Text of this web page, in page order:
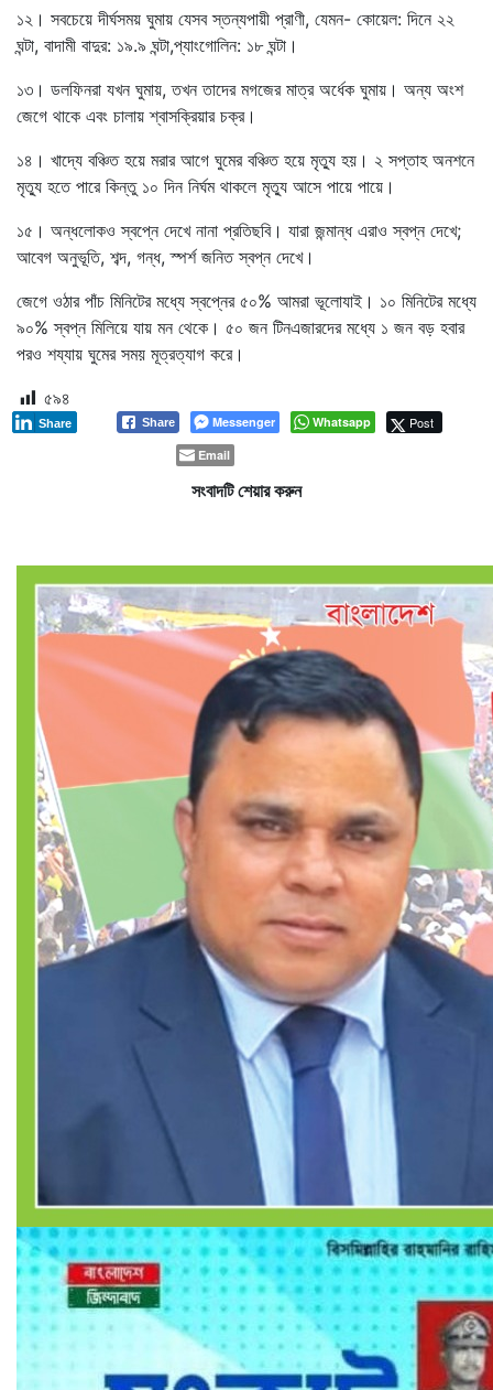
১২। সবচেয়ে দীর্ঘসময় ঘুমায় যেসব স্তন্যপায়ী প্রাণী, যেমন- কোয়েল: দিনে ২২
ঘন্টা, বাদামী বাদুর: ১৯.৯ ঘন্টা,প্যাংগোলিন: ১৮ ঘন্টা।
১৩। ডলফিনরা যখন ঘুমায়,তখন তাদের মগজের মাত্র অর্ধেক ঘুমায়। অন্য অংশ
জেগে থাকে এবং চালায় শ্বাসক্রিয়ার চক্র।
১৪। খাদ্যে বঞ্চিত হয়ে মরার আগে ঘুমের বঞ্চিত হয়ে মৃতু্য হয়। ২ সপ্তাহ অনশনে
মৃতু্য হতে পারে কিন্তু ১০ দিন নির্ঘম থাকলে মৃতু্য আসে পায়ে পায়ে।
১৫। অন্ধলোকও স্বপ্নে দেখে নানা প্রতিছবি। যারা জন্মান্ধ এরাও স্বপ্ন দেখে;
আবেগ অনুভূতি, শব্দ, গন্ধ,স্পর্শ জনিত স্বপ্ন দেখে।
জেগে ওঠার পাঁচ মিনিটের মধ্যে স্বপ্নের ৫০% আমরা ভূলোযাই। ১০ মিনিটের মধ্যে
৯০% স্বপ্ন মিলিয়ে যায় মন থেকে। ৫০ জন টিনএজারদের মধ্যে ১ জন বড় হবার
পরও শয্যায় ঘুমের সময় মূত্রত্যাগ করে।
৫৯৪
Share Messenger Whatsapp Post
Share
Email
সংবাদটি শেয়ার করুন